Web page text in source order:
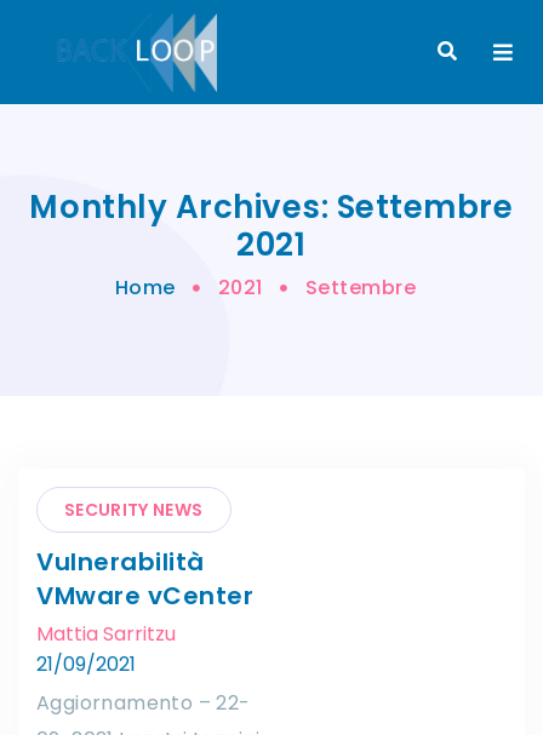
Monthly Archives: Settembre
2021
Home 2021 Settembre
SECURITY NEWS
Vulnerabilità
VMware vCenter
Mattia Sarritzu
21/09/2021
Aggiornamento – 22-